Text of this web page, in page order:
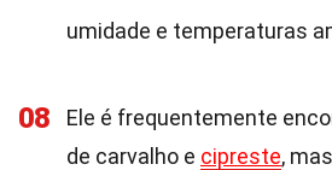
umidade e temperaturas
08
Ele é frequentemente
de carvalho e cipreste,